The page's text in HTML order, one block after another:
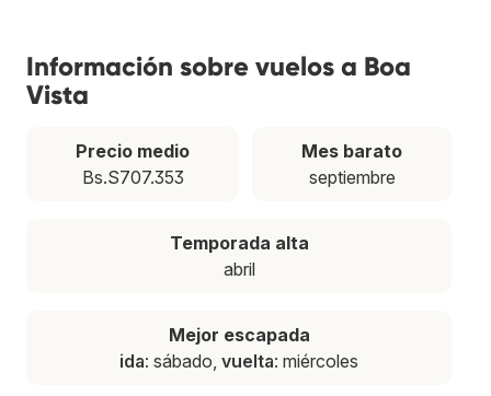
Información sobre vuelos a Boa
Vista
Precio medio
Bs.S707.353
Mes barato
septiembre
Temporada alta
abril
Mejor escapada
ida: sábado, vuelta: miércoles